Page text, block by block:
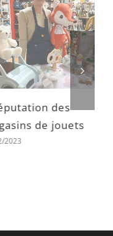
des
de jouets
2023